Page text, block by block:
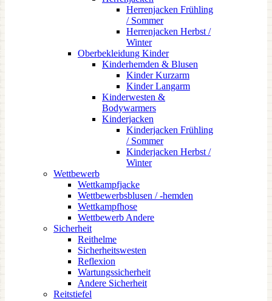
Herrenjacken Frühling
/ Sommer
Herrenjacken Herbst /
Winter
Oberbekleidung Kinder
Kinderhemden & Blusen
Kinder Kurzarm
Kinder Langarm
Kinderwesten &
Bodywarmers
Kinderjacken
Kinderjacken Frühling
/ Sommer
Kinderjacken Herbst /
Winter
Wettbewerb
Wettkampfjacke
Wettbewerbsblusen / -hemden
Wettkampfhose
Wettbewerb Andere
Sicherheit
Reithelme
Sicherheitswesten
Reflexion
Wartungssicherheit
Andere Sicherheit
Reitstiefel